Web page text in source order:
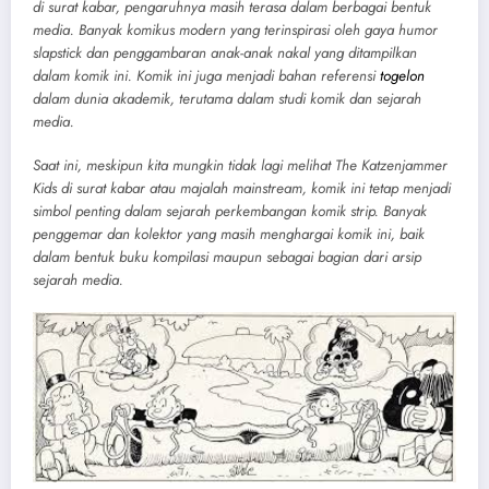
di surat kabar, pengaruhnya masih terasa dalam berbagai bentuk
media. Banyak komikus modern yang terinspirasi oleh gaya humor
slapstick dan penggambaran anak-anak nakal yang ditampilkan
dalam komik ini. Komik ini juga menjadi bahan referensitogelon
dalam dunia akademik, terutama dalam studi komik dan sejarah
media.
Saat ini, meskipun kita mungkin tidak lagi melihat The Katzenjammer
Kids di surat kabar atau majalah mainstream, komik ini tetap menjadi
simbol penting dalam sejarah perkembangan komik strip. Banyak
penggemar dan kolektor yang masih menghargai komik ini, baik
dalam bentuk buku kompilasi maupun sebagai bagian dari arsip
sejarah media.